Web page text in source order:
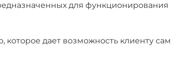
для
которое дает возможность клиенту